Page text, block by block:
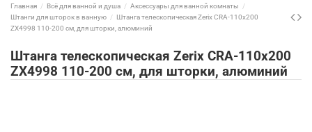
Главная Всё для ванной и душа
Аксессуары для ванной комнаты
Штанги для шторок в ванную
Штанга телескопическая Zerix CRA-110x200
ZX4998 110-200 см, для шторки, алюминий
Штанга телескопическая Zerix CRA-110x200
ZX4998 110-200 см, для шторки, алюминий